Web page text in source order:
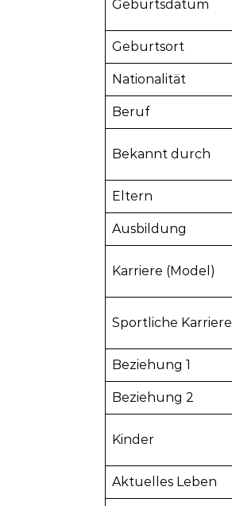
Geburtsdatum
Geburtsort
Nationalität
Beruf
Bekannt durch
Eltern
Ausbildung
Karriere (Model)
Sportliche Karriere
Beziehung 1
Beziehung 2
Kinder
Aktuelles Leben